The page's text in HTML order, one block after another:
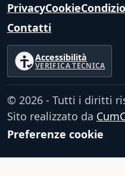
PrivacyCookie
Contatti
Accessibilità
VERIFICA TECNICA
© 2026 - Tutti i diritti
Sito realizzato da
Preferenze cookie